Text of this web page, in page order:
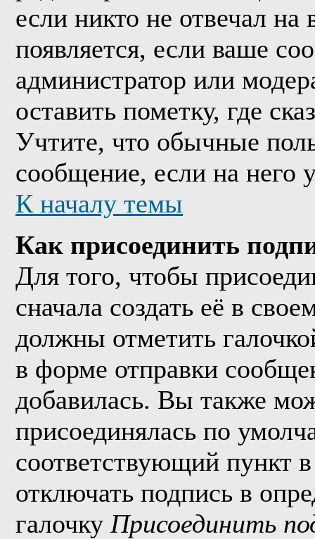
если никто не отвечал
появляется, если ваше
администратор или
оставить пометку, где
Учтите, что обычные
сообщение, если на него
К началу темы
Как присоединить
Для того, чтобы
сначала создать её в
должны отметить
в форме отправки
добавилась. Вы также
присоединялась по
соответствующий пункт
отключать подпись в
галочку Присоединить